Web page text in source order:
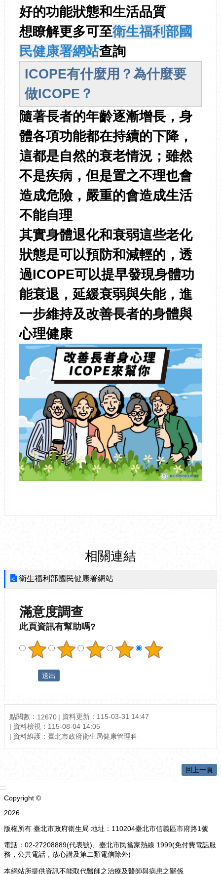
好的功能狀態和生活品質
想瞭解更多可至衛生福利部國
民健康署網站查詢
ICOPE有什麼用？為什麼要
做ICOPE？
隨著長者的年齡逐漸增長，身
體各項功能都在持續的下降，
這都是自然的衰老情況；雖然
不是疾病，但是置之不理也會
造成危險，嚴重的會造成生活
不能自理
其實身體退化和衰弱這些老化
狀態是可以預防和減輕的，透
過ICOPE可以提早發現身體功
能衰退，延緩衰弱與失能，進
一步維持及改善長者的身體與
心理健康
相關連結
衛生福利部國民健康署網站
滿意度調查
此頁資訊有幫助嗎?
點閱數： 12670 資料更新： 115-03-31 14:47
資料檢視： 115-08-04 14:05
資料維護： 臺北市政府衛生局健康管理科
回上一頁
:::
Copyright ©
2026
版權所有 臺北市政府衛生局 地址：110204臺北市信義區市府路1號
電話：02-27208889(代表號)、臺北市民當家熱線 1999(免付費電話服
務，公共電話，放心講及第二類電信除外)
本網站所提供資訊不能取代醫師之治療及醫師與病患之關係